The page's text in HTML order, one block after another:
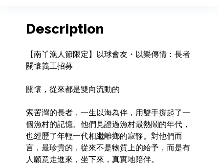
Description
【南丫漁人節限定】以球會友・以樂傳情：長者
關懷義工招募
關懷，從來都是雙向流動的
索罟灣的長者，一生以海為伴，用雙手撐起了一
個漁村的記憶。他們見證過漁村最熱鬧的年代，
也經歷了年輕一代相繼離鄉的寂靜。對他們而
言，最珍貴的，從來不是物質上的給予，而是有
人願意走進來，坐下來，真實地陪伴。